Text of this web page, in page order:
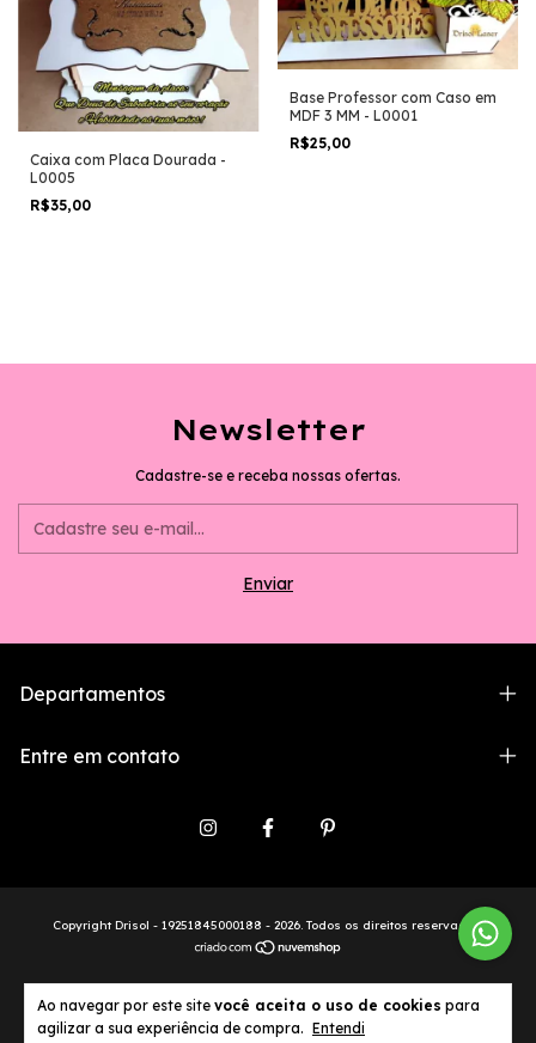
Ao navegar por este site você aceita o uso de cookies para
agilizar a sua experiência de compra. Entendi
Caixa com Placa Dourada -
L0005
R$35,00
Base Professor com Caso em
MDF 3 MM - L0001
R$25,00
Newsletter
Cadastre-se e receba nossas ofertas.
Departamentos
Entre em contato
Copyright Drisol - 19251845000188 - 2026. Todos os direitos reservados.